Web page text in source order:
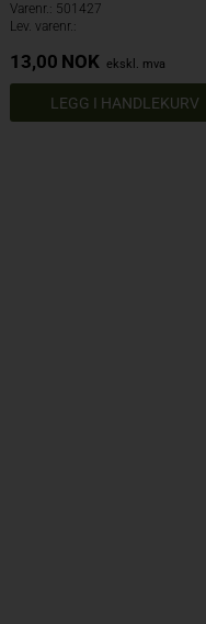
Varenr.: 501427
Lev. varenr.:
13,00 NOK ekskl. mva